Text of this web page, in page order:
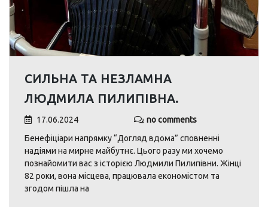
CИЛЬНА ТА НЕЗЛАМНА
ЛЮДМИЛА ПИЛИПІВНА.
17.06.2024
no comments
Бенефіціари напрямку “Догляд вдома” сповненні
надіями на мирне майбутнє. Цього разу ми хочемо
познайомити вас з історією Людмили Пилипівни. Жінці
82 роки, вона місцева, працювала економістом та
згодом пішла на